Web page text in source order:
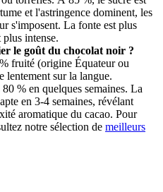
et l'astringence dominent, les
s'imposent. La fonte est plus
intense.
le goût du chocolat noir ?
fruité (origine Équateur ou
lentement sur la langue.
% en quelques semaines. La
en 3-4 semaines, révélant
aromatique du cacao. Pour
notre sélection de meilleurs